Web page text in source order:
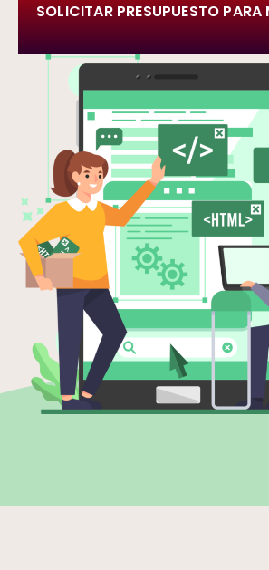
SOLICITAR PRESUPUESTO PARA